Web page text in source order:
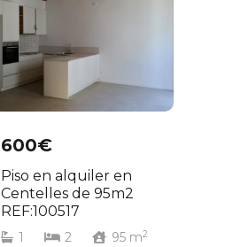
600€
Piso en alquiler en
Centelles de 95m2
REF:100517
1 2 95m2